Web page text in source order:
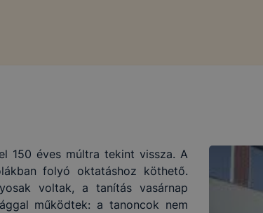
150 éves múltra tekint vissza. A
folyó oktatáshoz köthető.
voltak, a tanítás vasárnap
működtek: a tanoncok nem